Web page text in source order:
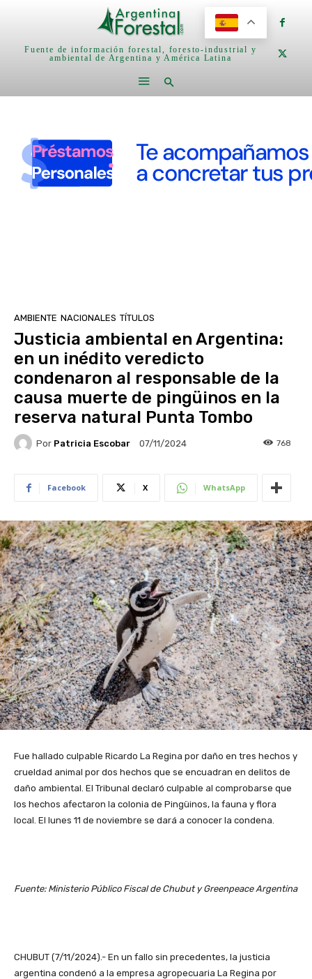
Fuente de información forestal, foresto-industrial y
ambiental de Argentina y América Latina
AMBIENTE NACIONALES TÍTULOS
Justicia ambiental en Argentina:
en un inédito veredicto
condenaron al responsable de la
causa muerte de pingüinos en la
reserva natural Punta Tombo
Por Patricia Escobar 07/11/2024 768
Facebook X WhatsApp
Fue hallado culpable Ricardo La Regina por daño en tres hechos y
crueldad animal por dos hechos que se encuadran en delitos de
daño ambiental. El Tribunal declaró culpable al comprobarse que
los hechos afectaron la colonia de Pingüinos, la fauna y flora
local. El lunes 11 de noviembre se dará a conocer la condena.
Fuente: Ministerio Público Fiscal de Chubut y Greenpeace Argentina
CHUBUT (7/11/2024).- En un fallo sin precedentes, la justicia
argentina condenó a la empresa agropecuaria La Regina por